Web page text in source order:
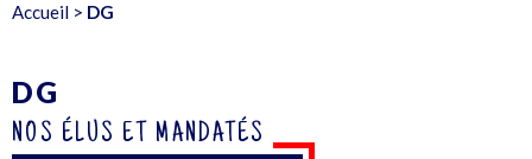
Accueil > DG
DG
NOS ÉLUS ET MANDATÉS